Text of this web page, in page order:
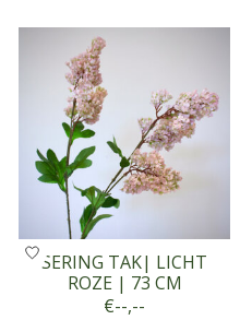
SERING TAK| LICHT
ROZE | 73 CM
€--,--